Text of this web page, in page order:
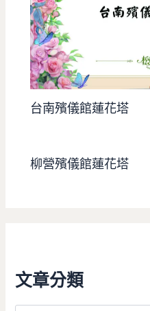
文章分類
台南殯儀館蓮花塔
柳營殯儀館蓮花塔